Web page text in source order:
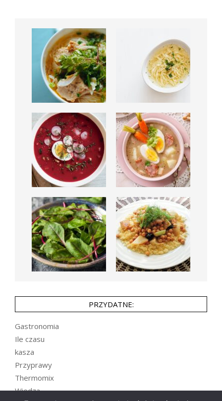
PRZYDATNE:
Gastronomia
Ile czasu
kasza
Przyprawy
Thermomix
Wiedza